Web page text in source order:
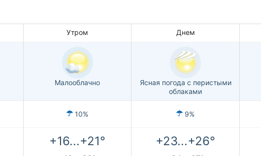
Утром Днем
Малооблачно
Ясная погода с перистыми
облаками
10% 9%
+16...+21° +23...+26°